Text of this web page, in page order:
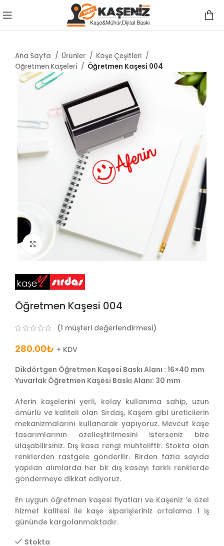
Ana Sayfa Ürünler
Kaşe Çeşitleri
Öğretmen Kaşeleri
Öğretmen Kaşesi 004
Büyütmek için tıklayın
Öğretmen Kaşesi 004
(1 müşteri değerlendirmesi)
280.00₺ + KDV
Dikdörtgen Öğretmen Kaşesi Baskı Alanı : 16×40 mm
Yuvarlak Öğretmen Kaşesi Baskı Alanı: 30 mm
Aferin kaşelerini yerli, kolay kullanıma sahip, uzun
ömürlü ve kaliteli olan Sırdaş, Kaşem gibi üreticilerin
mekanizmalarını kullanarak yapıyoruz. Mevcut kaşe
tasarımlarının özelleştirilmesini isterseniz bize
ulaşabilirsiniz. Dış kasa rengi muhteliftir. Stokta olan
renklerden rastgele gönderilir. Birden fazla sayıda
yapılan alımlarda her bir dış kasayı farklı renklerde
göndermeye dikkat ediyoruz.
En uygun öğretmen kaşesi fiyatları ve Kaşeniz ‘e özel
hizmet kalitesi ile kaşe siparişleriniz ortalama 1 iş
gününde kargolanmaktadır.
Stokta